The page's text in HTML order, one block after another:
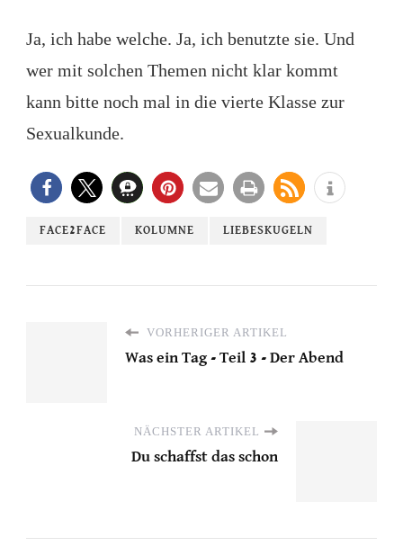
Ja, ich habe welche. Ja, ich benutzte sie. Und
wer mit solchen Themen nicht klar kommt
kann bitte noch mal in die vierte Klasse zur
Sexualkunde.
FACE2FACE KOLUMNE LIEBESKUGELN
VORHERIGER ARTIKEL
Was ein Tag - Teil 3 - Der Abend
NÄCHSTER ARTIKEL
Du schaffst das schon